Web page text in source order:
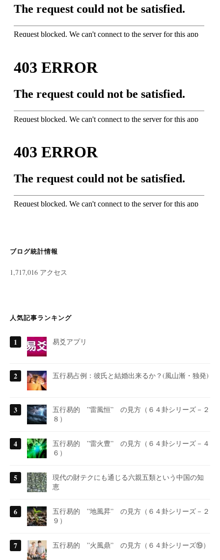
ブログ統計情報
1,717,016 アクセス
人気記事ランキング
易爻アプリ
五行易占例：彼氏と結婚出来るか？(風山漸・独発)
五行易的 ”雷風恒” の見方（６４卦シリーズ－２
８）
五行易的 ”雷火豊” の見方（６４卦シリーズ－４
６）
現代の財テクにも通じる六親五類という中国の知
恵
五行易的 ”地風昇” の見方（６４卦シリーズ－２
９）
五行易的 ”火風鼎” の見方（６４卦シリーズ⑲）